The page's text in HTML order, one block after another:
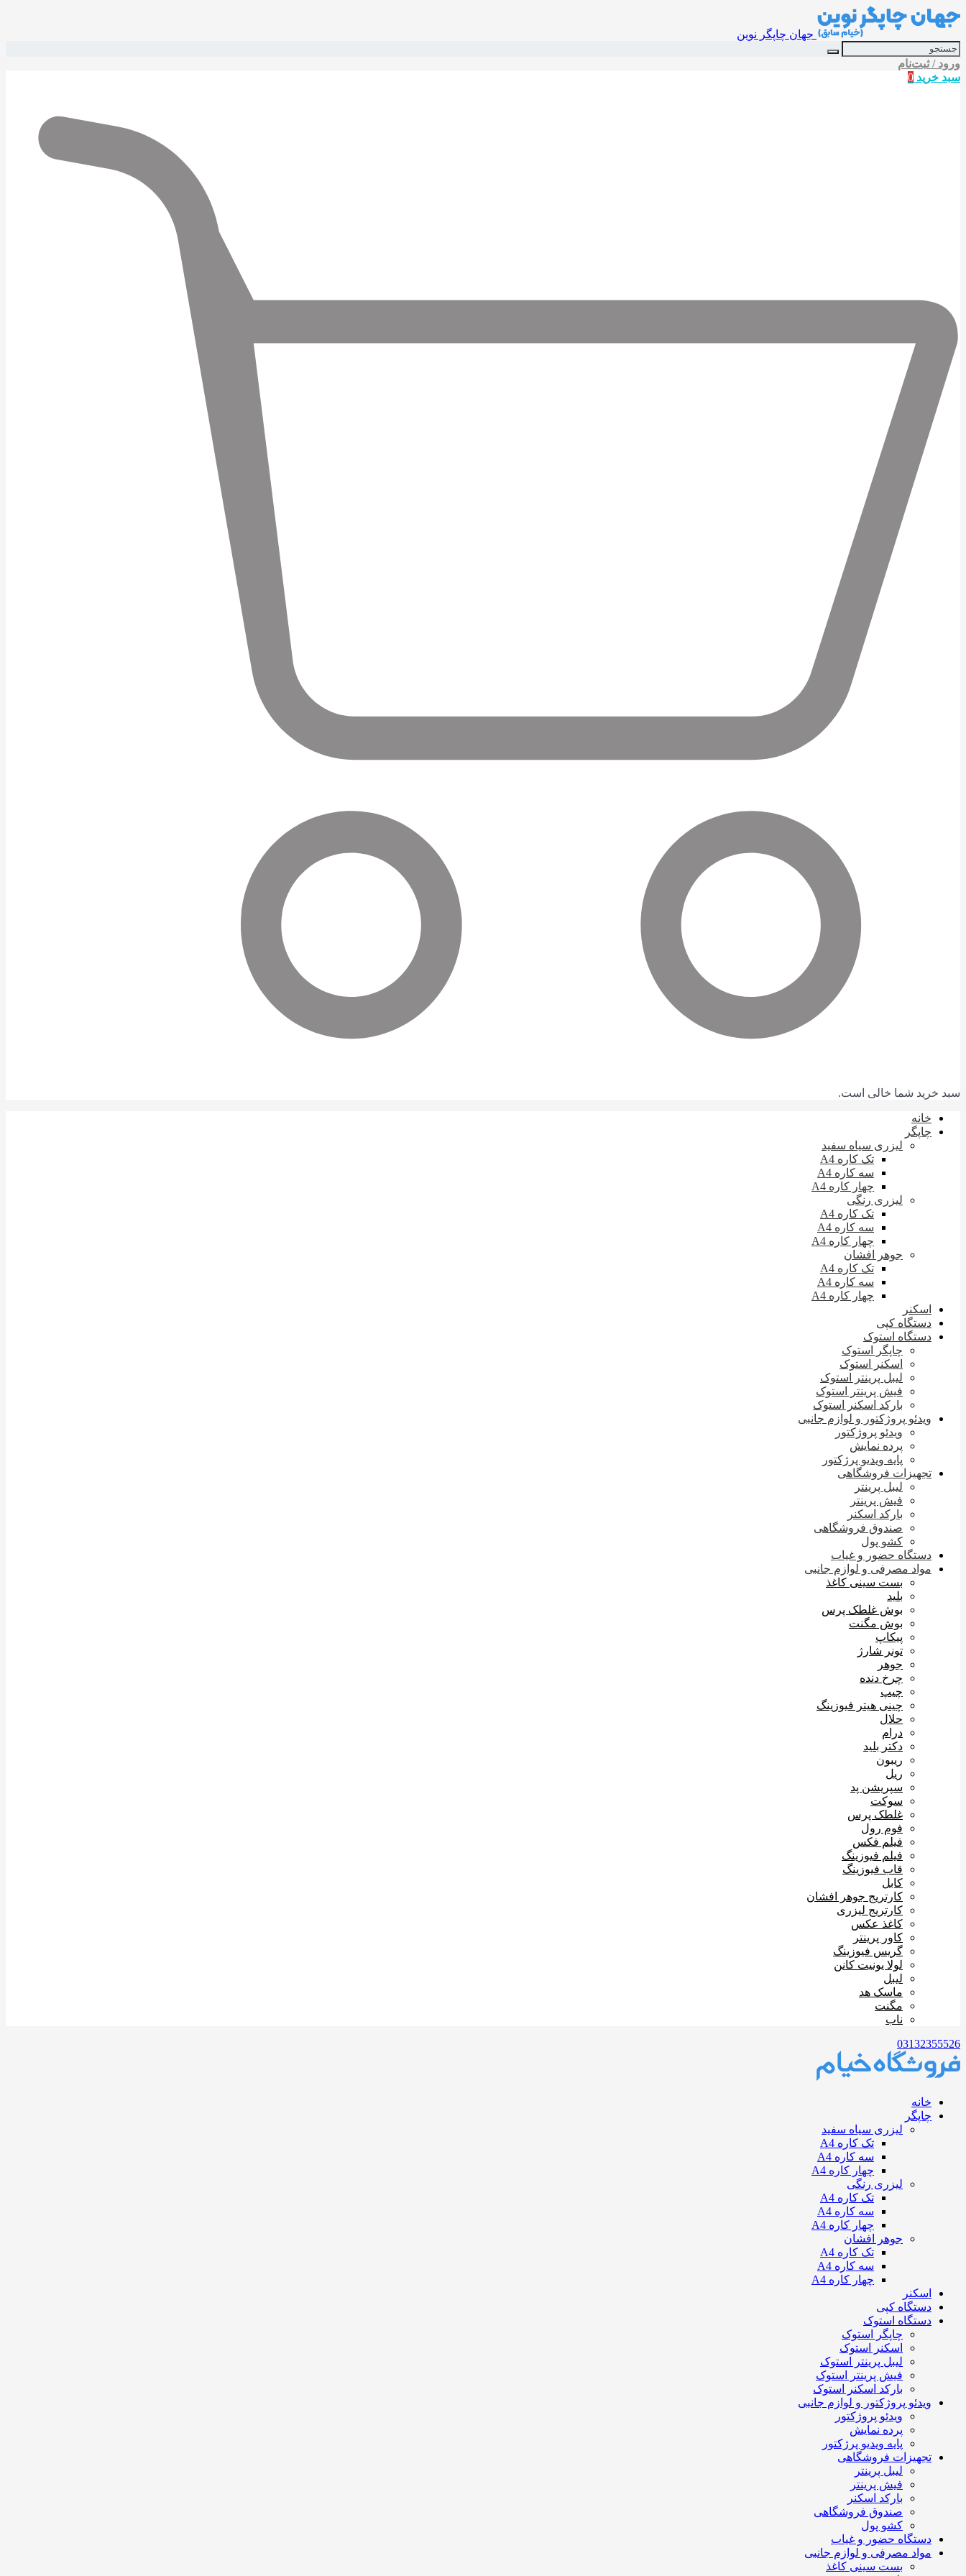
جهان چاپگر نوین
ورود / ثبت‌نام
سبد خرید 0
سبد خرید شما خالی است.
خانه
چاپگر
لیزری سیاه سفید
تک کاره A4
سه کاره A4
چهار کاره A4
لیزری رنگی
تک کاره A4
سه کاره A4
چهار کاره A4
جوهر افشان
تک کاره A4
سه کاره A4
چهار کاره A4
اسکنر
دستگاه کپی
دستگاه استوک
چاپگر استوک
اسکنر استوک
لیبل پرینتر استوک
فیش پرینتر استوک
بارکد اسکنر استوک
ویدئو پروژکتور و لوازم جانبی
ویدئو پروژکتور
پرده نمایش
پایه ویدیو پرژکتور
تجهیزات فروشگاهی
لیبل پرینتر
فیش پرینتر
بارکد اسکنر
صندوق فروشگاهی
کشو پول
دستگاه حضور و غیاب
مواد مصرفی و لوازم جانبی
بست سینی کاغذ
بلید
بوش غلطک پرس
بوش مگنت
پیکاپ
تونر شارژ
جوهر
چرخ دنده
چیپ
چینی هیتر فیوزینگ
حلال
درام
دکتر بلید
ریبون
ریل
سپریشن پد
سوکت
غلطک پرس
فوم رول
فیلم فکس
فیلم فیوزینگ
قاب فیوزینگ
کابل
کارتریج جوهر افشان
کارتریج لیزری
کاغذ عکس
کاور پرینتر
گریس فیوزینگ
لولا یونیت کانن
لیبل
ماسک هد
مگنت
ناب
03132355526
خانه
چاپگر
لیزری سیاه سفید
تک کاره A4
سه کاره A4
چهار کاره A4
لیزری رنگی
تک کاره A4
سه کاره A4
چهار کاره A4
جوهر افشان
تک کاره A4
سه کاره A4
چهار کاره A4
اسکنر
دستگاه کپی
دستگاه استوک
چاپگر استوک
اسکنر استوک
لیبل پرینتر استوک
فیش پرینتر استوک
بارکد اسکنر استوک
ویدئو پروژکتور و لوازم جانبی
ویدئو پروژکتور
پرده نمایش
پایه ویدیو پرژکتور
تجهیزات فروشگاهی
لیبل پرینتر
فیش پرینتر
بارکد اسکنر
صندوق فروشگاهی
کشو پول
دستگاه حضور و غیاب
مواد مصرفی و لوازم جانبی
بست سینی کاغذ